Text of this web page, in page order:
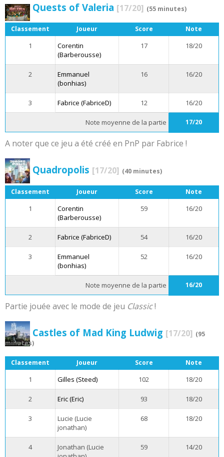
Quests of Valeria [17/20] (55 minutes)
Classement Joueur Score Note
1
Corentin
(Barberousse)
17 18/20
2
Emmanuel
(bonhias)
16 16/20
3 Fabrice (FabriceD) 12 16/20
Note moyenne de la partie 17/20
A noter que ce jeu a été créé en PnP par Fabrice !
Quadropolis [17/20] (40 minutes)
Classement Joueur Score Note
1
Corentin
(Barberousse)
59 16/20
2 Fabrice (FabriceD) 54 16/20
3
Emmanuel
(bonhias)
52 16/20
Note moyenne de la partie 16/20
Partie jouée avec le mode de jeu Classic!
Castles of Mad King Ludwig [17/20] (95
minutes)
Classement Joueur Score Note
1 Gilles (Steed) 102 18/20
2 Eric (Eric) 93 18/20
3
Lucie (Lucie
jonathan)
68 18/20
4
Jonathan (Lucie
59 14/20